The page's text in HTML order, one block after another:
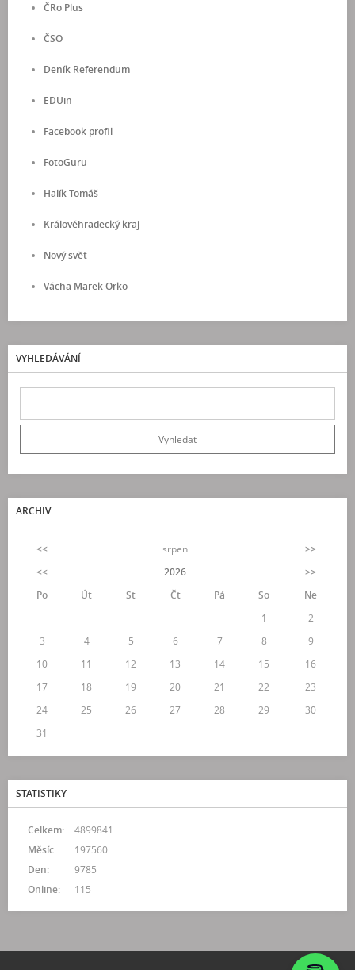
ČRo Plus
ČSO
Deník Referendum
EDUin
Facebook profil
FotoGuru
Halík Tomáš
Královéhradecký kraj
Nový svět
Vácha Marek Orko
VYHLEDÁVÁNÍ
ARCHIV
<< srpen
>>
<<
2026
>>
Po
Út St Čt Pá So
Ne
1
2
3
4 5 6 7 8
9
10
11 12 13 14 15
16
17
18 19 20 21 22
23
24
25 26 27 28 29
30
31
STATISTIKY
Online: 115
Celkem:
4899841
Měsíc:
197560
Den:
9785